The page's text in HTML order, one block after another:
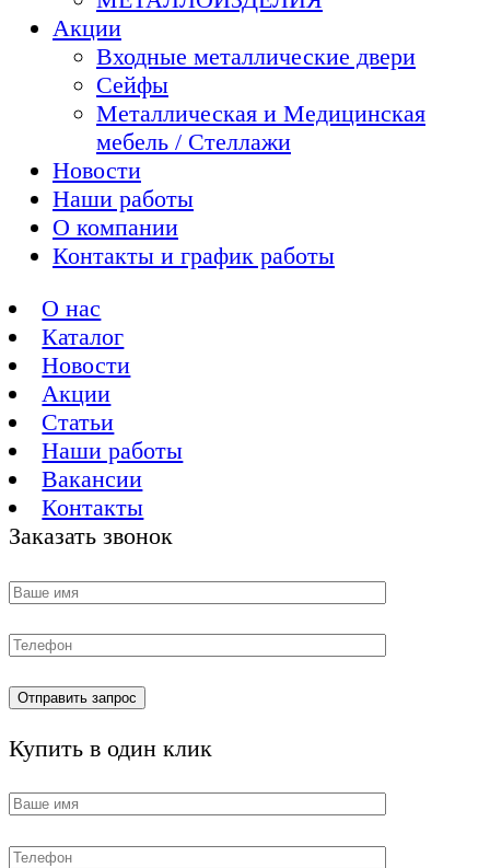
Акции
Входные металлические двери
Сейфы
Металлическая и Медицинская
мебель / Стеллажи
Новости
Наши работы
О компании
Контакты и график работы
О нас
Каталог
Новости
Акции
Статьи
Наши работы
Вакансии
Контакты
Заказать звонок
Купить в один клик